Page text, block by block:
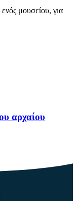
μουσείου, για
αρχαίου